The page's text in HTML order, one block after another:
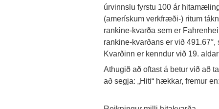
úrvinnslu fyrstu 100 ár
(amerískum verkfræði-) ritum
rankine-kvarða sem er
rankine-kvarðans er við
Kvarðinn er kenndur við 19.
Athugið að oftast á betur við að
að segja: „Hiti“ hækkar, fremur